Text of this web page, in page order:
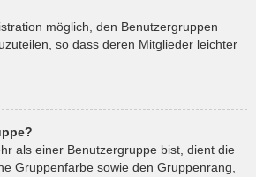
möglich, den Benutzergruppen
so dass deren Mitglieder leichter
als einer Benutzergruppe bist, dient die
Gruppenfarbe sowie den Gruppenrang,